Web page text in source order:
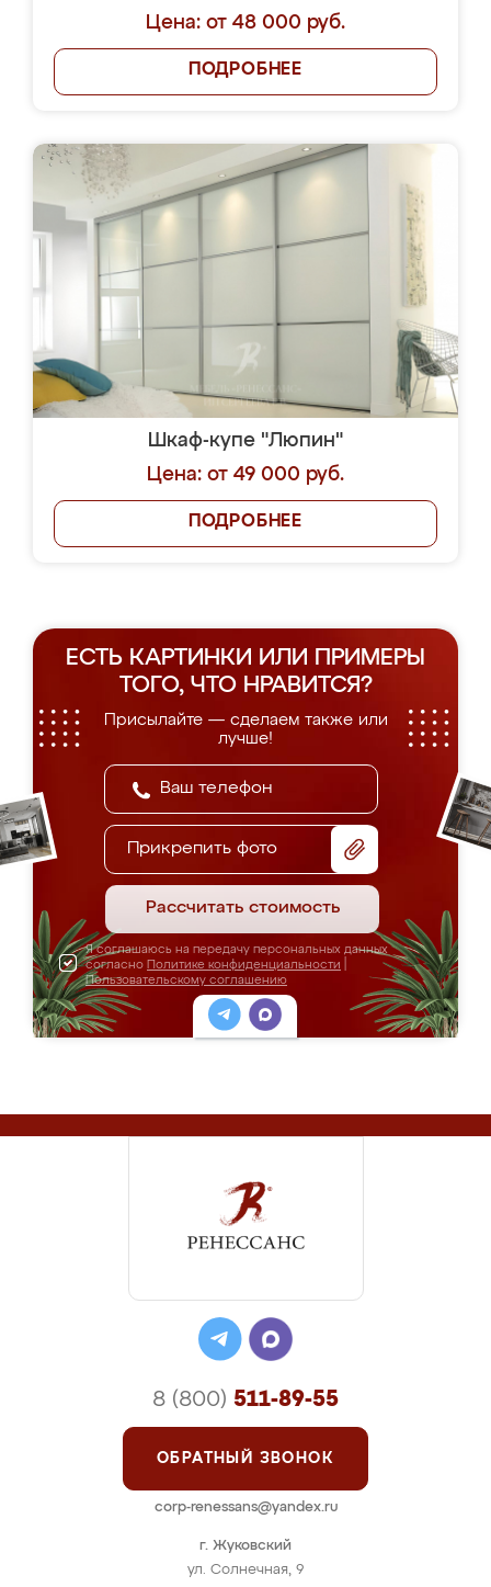
Цена: от 48 000 руб.
ПОДРОБНЕЕ
Шкаф-купе "Люпин"
Цена: от 49 000 руб.
ПОДРОБНЕЕ
ЕСТЬ КАРТИНКИ ИЛИ ПРИМЕРЫ
ТОГО, ЧТО НРАВИТСЯ?
Присылайте — сделаем также или
лучше!
Прикрепить фото
Рассчитать стоимость
Я соглашаюсь на передачу персональных данных
согласно Политике конфиденциальности
Пользовательскому соглашению
г. Жуковский
ул. Солнечная, 9
8 (800) 511-89-55
ОБРАТНЫЙ ЗВОНОК
corp-renessans@yandex.ru